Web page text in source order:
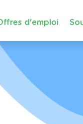
d'emploi